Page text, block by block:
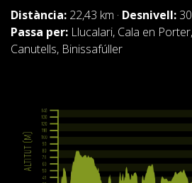
Distància: 22,43 km · Desnivell:
Passa per: Llucalari, Cala en
Canutells, Binissafúller